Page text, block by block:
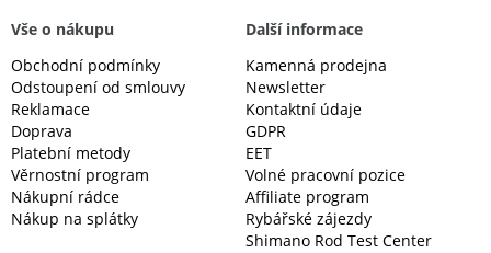
Vše o nákupu
Obchodní podmínky
Odstoupení od smlouvy
Reklamace
Doprava
Platební metody
Věrnostní program
Nákupní rádce
Nákup na splátky
Další informace
Kamenná prodejna
Newsletter
Kontaktní údaje
GDPR
EET
Volné pracovní pozice
Affiliate program
Rybářské zájezdy
Shimano Rod Test Center